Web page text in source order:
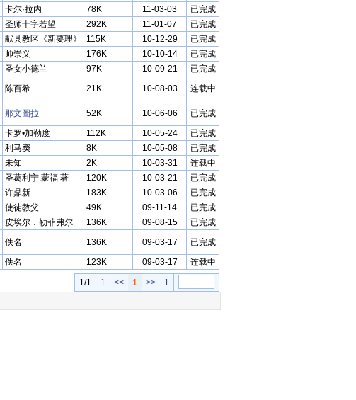
卡尔·拉内 78K 11-03-03
已完成
圣师十字若望 292K 11-01-07
已完成
献县教区《新要理》 115K 10-12-29
已完成
帅崇义 176K 10-10-14
已完成
圣女小德兰 97K 10-09-21
已完成
陈百希 21K 10-08-03 连载中
那文圖拉 52K 10-06-06
已完成
卡罗•加勒度 112K 10-05-24
已完成
利马窦 8K 10-05-08
已完成
未知 2K 10-03-31
连载中
圣葛利宁.蒙福 著 120K 10-03-21
已完成
许鼎新 183K 10-03-06
已完成
使徒教父 49K 09-11-14
已完成
皮埃尔．勒菲弗尔 136K 09-08-15
已完成
佚名 136K 09-03-17
已完成
佚名 123K 09-03-17 连载中
1/1 1 << 1 >>
1